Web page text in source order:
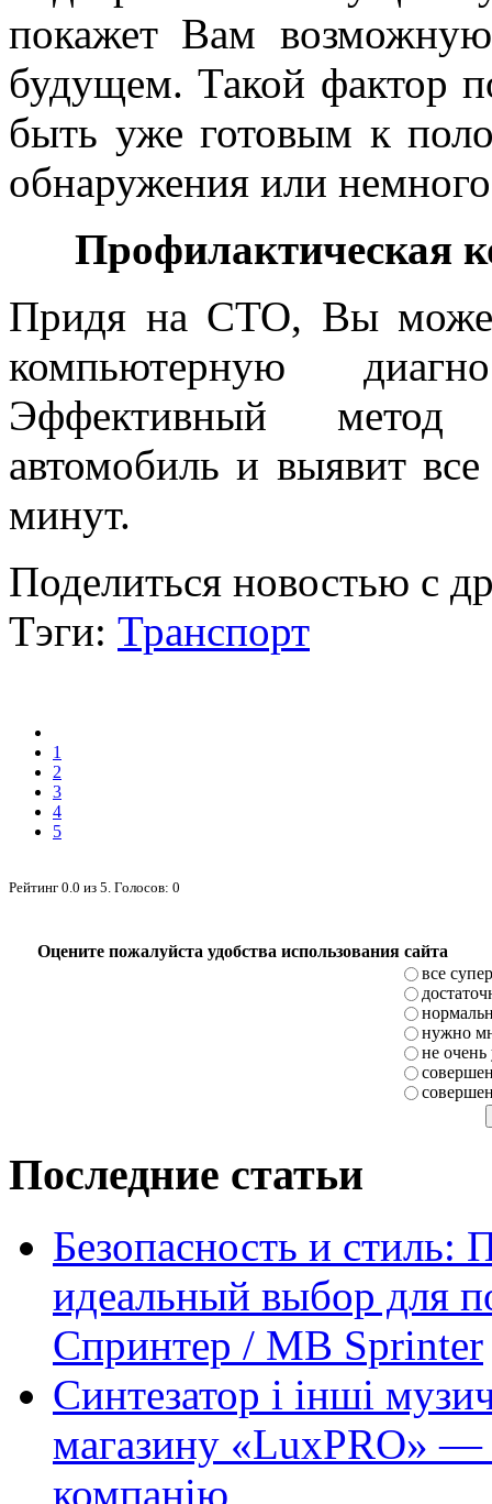
покажет Вам
будущем. Такой фактор
быть уже готовым к
обнаружения или
Профилактическая
Придя на СТО, Вы
компьютерную
Эффективный метод
автомобиль и выявит
минут.
Поделиться новостью с
Тэги: Транспорт
1
2
3
4
5
Рейтинг 0.0 из 5 . Голосов: 0
Оцените пожалуйста удобства использования сайта
все супер
нужно
не очень
Последние статьи
Безопасность и
идеальный выбор для
Спринтер / MB Sprinter
Синтезатор і інші
магазину «LuxPRO» —
компанію